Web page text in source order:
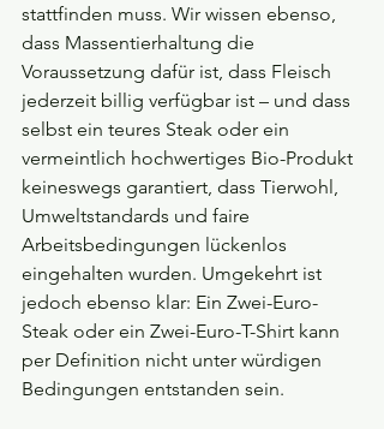
stattfinden muss. Wir wissen ebenso,
dass Massentierhaltung die
Voraussetzung dafür ist, dass Fleisch
jederzeit billig verfügbar ist – und dass
selbst ein teures Steak oder ein
vermeintlich hochwertiges Bio-Produkt
keineswegs garantiert, dass Tierwohl,
Umweltstandards und faire
Arbeitsbedingungen lückenlos
eingehalten wurden. Umgekehrt ist
jedoch ebenso klar: Ein Zwei-Euro-
Steak oder ein Zwei-Euro-T-Shirt kann
per Definition nicht unter würdigen
Bedingungen entstanden sein.